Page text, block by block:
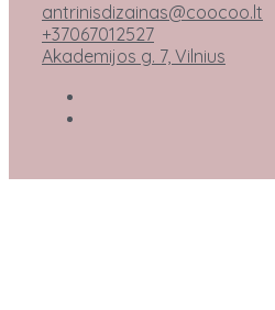
antrinisdizainas@coocoo.lt
+37067012527
Akademijos g. 7, Vilnius